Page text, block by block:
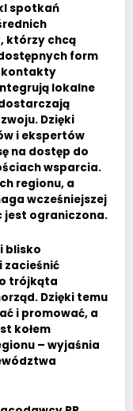
spotkań
którzy chcą
form
kontakty
lokalne
Dzięki
i ekspertów
na dostęp do
wsparcia.
regionu, a
wcześniejszej
jest ograniczona.
blisko
zacieśnić
trójkąta
Dzięki temu
i promować, a
kołem
– wyjaśnia